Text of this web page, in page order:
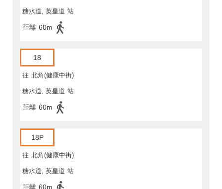
糖水道, 英皇道 站
距離 60m
18
往 北角(健康中街)
糖水道, 英皇道 站
距離 60m
18P
往 北角(健康中街)
糖水道, 英皇道 站
距離 60m